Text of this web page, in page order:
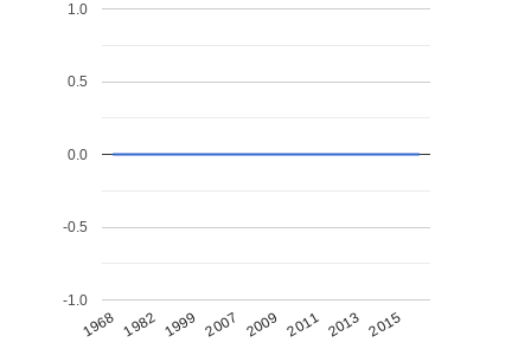
1968 1982 1999 2007 2009 2011 2013 2015
-1.0
-0.5
0.0
0.5
1.0